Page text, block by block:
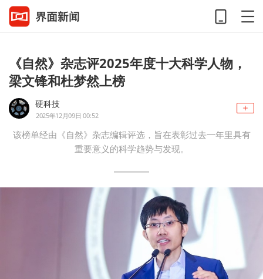
《自然》杂志评2025年度十大科学人物，
梁文锋和杜梦然上榜
硬科技
2025年12月09日 00:52
该榜单经由《自然》杂志编辑评选，旨在表彰过去一年里具有
重要意义的科学趋势与发现。